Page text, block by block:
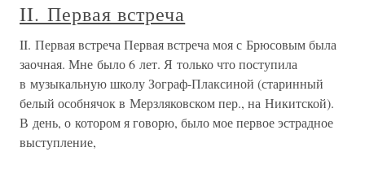
II. Первая встреча
II. Первая встреча Первая встреча моя с Брюсовым была
заочная. Мне было 6 лет. Я только что поступила
в музыкальную школу Зограф-Плаксиной (старинный
белый особнячок в Мерзляковском пер., на Никитской).
В день, о котором я говорю, было мое первое эстрадное
выступление,